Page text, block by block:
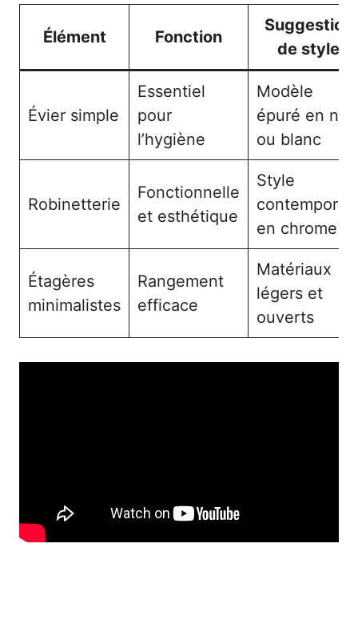
Élément Fonction
Suggestion
de style
Évier simple
Essentiel
pour
l’hygiène
Modèle
épuré en noir
ou blanc
Robinetterie
Fonctionnelle
et esthétique
Style
en chrome
Étagères
minimalistes
Rangement
efficace
Matériaux
légers et
ouverts